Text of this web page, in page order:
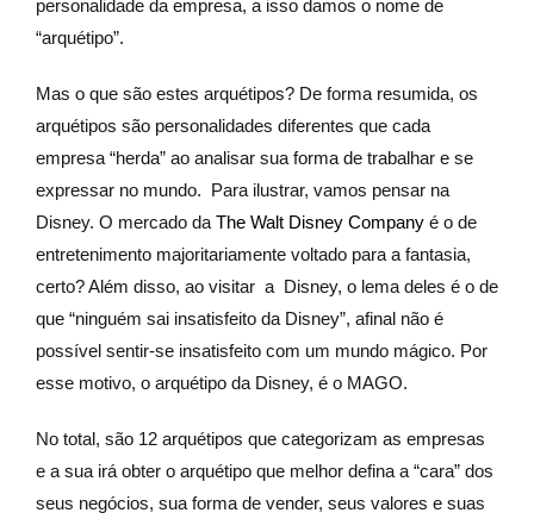
personalidade da empresa, a isso damos o nome de
“arquétipo”.
Mas o que são estes arquétipos? De forma resumida, os
arquétipos são personalidades diferentes que cada
empresa “herda” ao analisar sua forma de trabalhar e se
expressar no mundo. Para ilustrar, vamos pensar na
Disney. O mercado da The Walt Disney Company é o de
entretenimento majoritariamente voltado para a fantasia,
certo? Além disso, ao visitar a Disney, o lema deles é o de
que “ninguém sai insatisfeito da Disney”, afinal não é
possível sentir-se insatisfeito com um mundo mágico. Por
esse motivo, o arquétipo da Disney, é o MAGO.
No total, são 12 arquétipos que categorizam as empresas
e a sua irá obter o arquétipo que melhor defina a “cara” dos
seus negócios, sua forma de vender, seus valores e suas